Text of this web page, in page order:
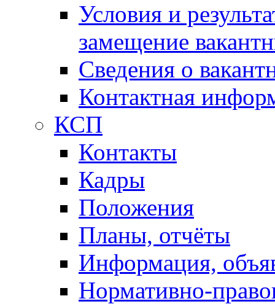
Условия и
замещение
Сведения о
Контактная
КСП
Контакты
Кадры
Положения
Планы, отчёты
Информация,
Нормативно-